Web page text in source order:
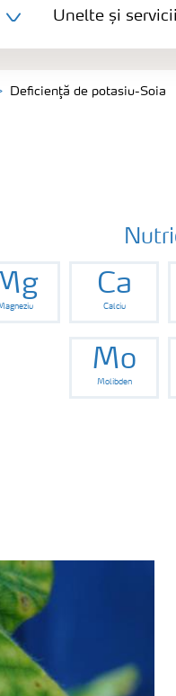
Unelte și servicii
Deficienţă de potasiu-Soia
Ca
Calciu
Mo
Molibden